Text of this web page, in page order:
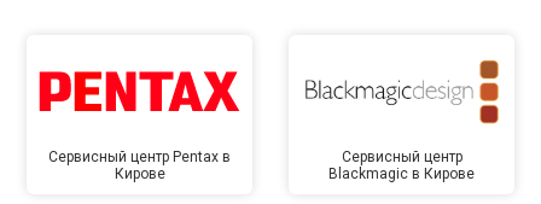
Сервисный центр Pentax в
Кирове
Сервисный центр
Blackmagic в Кирове